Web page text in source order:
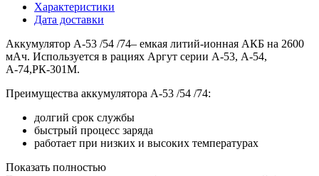
Характеристики
Дата доставки
Аккумулятор А-53 /54 /74– емкая литий-ионная АКБ на 2600
мАч. Используется в рациях Аргут серии А-53, А-54,
А-74,РК-301М.
Преимущества аккумулятора А-53 /54 /74:
долгий срок службы
быстрый процесс заряда
работает при низких и высоких температурах
Показать полностью